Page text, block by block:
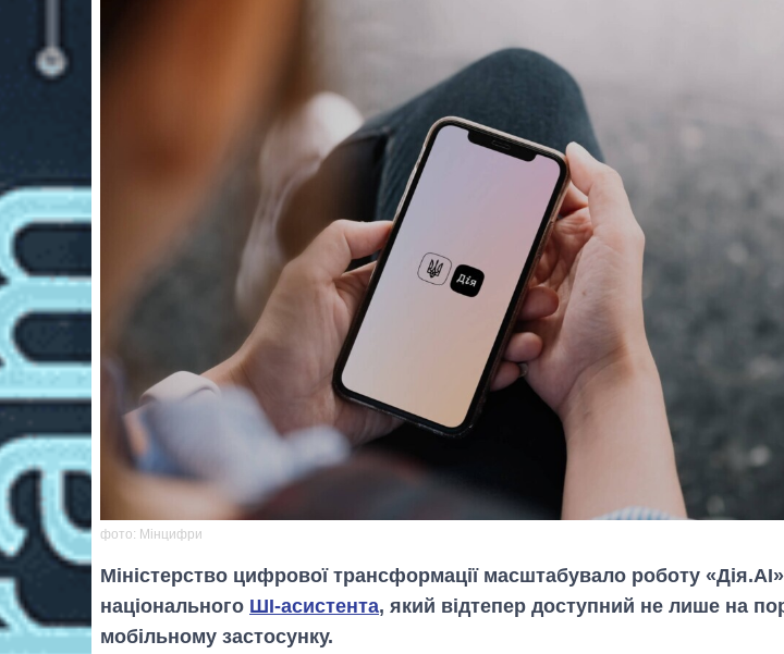
фото: Мінцифри
Міністерство цифрової трансформації масштабувало роботу
національного ШІ-асистента, який відтепер доступний не лише на
мобільному застосунку.